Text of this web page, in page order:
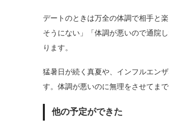
デートのときは万全の体調で相手と
そうにない」「体調が悪いので通院し
ります。
猛暑日が続く真夏や、インフルエン
す。体調が悪いのに無理をさせてま
他の予定ができた